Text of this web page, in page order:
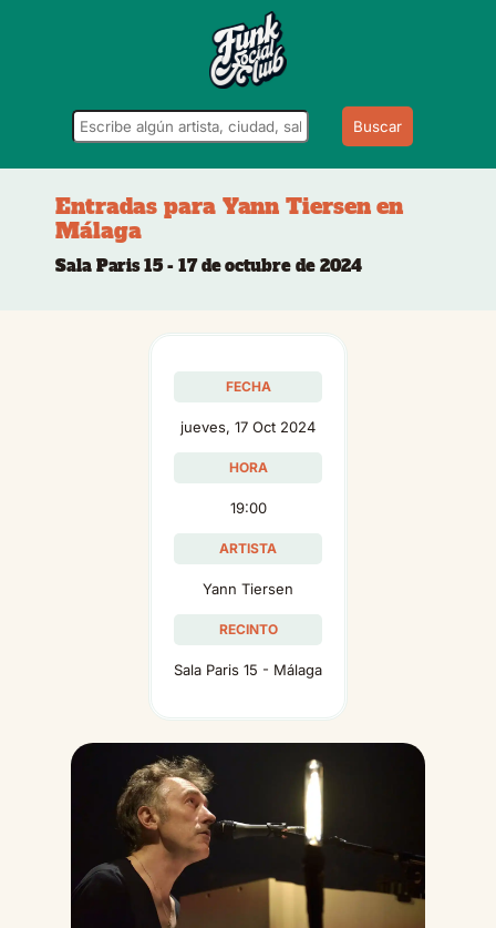
Buscar
Entradas para Yann Tiersen en
Málaga
Sala Paris 15 - 17 de octubre de 2024
FECHA
jueves, 17 Oct 2024
HORA
19:00
ARTISTA
Yann Tiersen
RECINTO
Sala Paris 15 - Málaga